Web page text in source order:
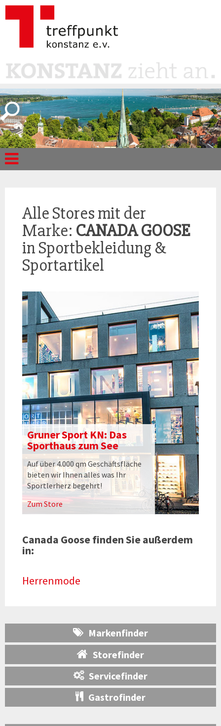
Alle Stores mit der
Marke: CANADA GOOSE
in Sportbekleidung &
Sportartikel
Gruner Sport KN: Das
Sporthaus zum See
Auf über 4.000 qm Geschäftsfläche
bieten wir Ihnen alles was Ihr
Sportlerherz begehrt!
Zum Store
Canada Goose finden Sie außerdem
in:
Herrenmode
Markenfinder
Storefinder
Servicefinder
Gastrofinder